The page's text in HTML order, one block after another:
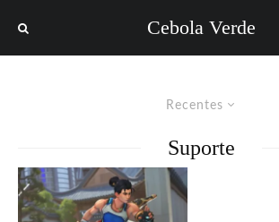
Cebola Verde
Recentes
Suporte